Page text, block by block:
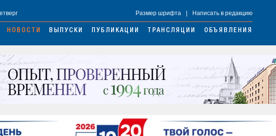
Размер шрифта Написать в редакцию
НОВОСТИ ВЫПУСКИ ПУБЛИКАЦИИ ТРАНСЛЯЦИИ ОБЪЯВЛЕНИЯ